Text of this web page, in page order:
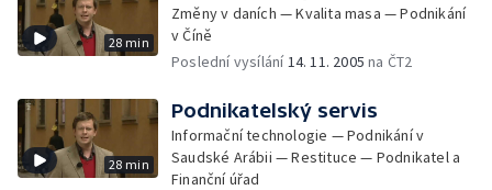
28 min
Změny v daních — Kvalita masa — Podnikání
v Číně
Poslední vysílání14. 11. 2005 na ČT2
28 min
Podnikatelský servis
Informační technologie — Podnikání v
Saudské Arábii — Restituce — Podnikatel a
Finanční úřad